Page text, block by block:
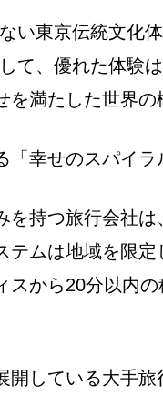
い東京伝統文化
て、優れた体験
満たした世界の
幸せのスパイラ
を持つ旅行会社
テムは地域を限
スから20分以内
開している大手